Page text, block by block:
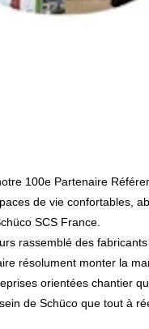
de vie confortables,
SCS France.
rassemblé des
résolument monter la
orientées chantier
de Schüco que tout à